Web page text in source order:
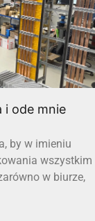
i ode mnie
by w imieniu
wszystkim
w biurze,